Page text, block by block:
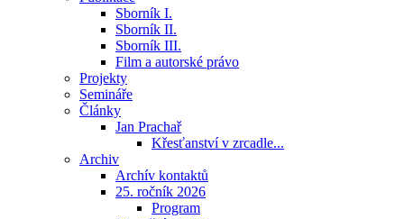
Sborník I.
Sborník II.
Sborník III.
Film a autorské právo
Projekty
Semináře
Články
Jan Prachař
Křesťanství v zrcadle...
Archiv
Archív kontaktů
25. ročník 2026
Program